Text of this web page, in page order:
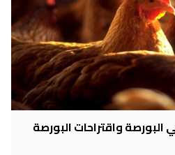
واقتراحات البورصة